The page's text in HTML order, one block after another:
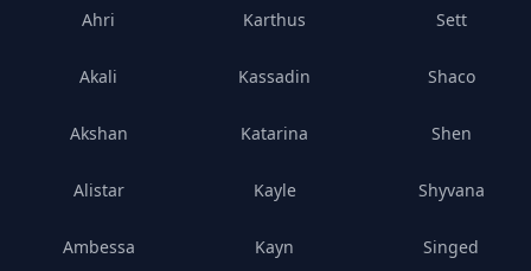
Ahri
Akali
Akshan
Alistar
Ambessa
Karthus
Kassadin
Katarina
Kayle
Kayn
Sett
Shaco
Shen
Shyvana
Singed